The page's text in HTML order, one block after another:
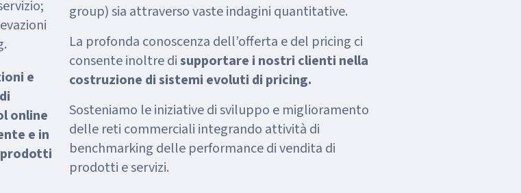
e
online
e in
group) sia attraverso vaste indagini quantitative.
La profonda conoscenza dell’offerta e del pricing ci
consente inoltre disupportare i nostri clienti nella
costruzione di sistemi evoluti di pricing.
Sosteniamo le iniziative di sviluppo e miglioramento
delle reti commerciali integrando attività di
benchmarking delle performance di vendita di
prodotti e servizi.